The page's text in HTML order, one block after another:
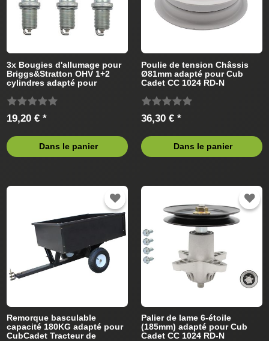
3x Bougies d'allumage pour
Briggs&Stratton OHV 1+2
cylindres adapté pour
pelouse
19,20 € *
Dans le panier
Poulie de tension Châssis
Ø81mm adapté pour Cub
Cadet CC 1024 RD-N
de pelouse
36,30 € *
Dans le panier
Remorque basculable
capacité 180KG adapté pour
CubCadet Tracteur de
Palier de lame 6-étoile
(185mm) adapté pour Cub
Cadet CC 1024 RD-N